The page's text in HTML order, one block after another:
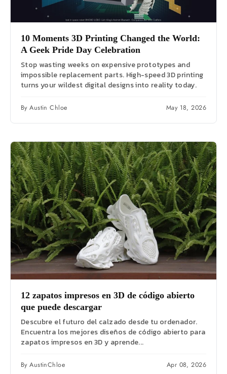
10 Moments 3D Printing Changed the World:
A Geek Pride Day Celebration
Stop wasting weeks on expensive prototypes and
impossible replacement parts. High-speed 3D printing
turns your wildest digital designs into reality today.
By Austin Chloe May 18, 2026
12 zapatos impresos en 3D de código abierto
que puede descargar
Descubre el futuro del calzado desde tu ordenador.
Encuentra los mejores diseños de código abierto para
zapatos impresos en 3D y aprende...
By AustinChloe Apr 08, 2026